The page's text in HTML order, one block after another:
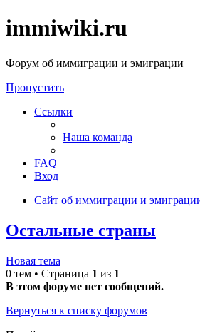
immiwiki.ru
Форум об иммиграции и эмиграции
Пропустить
Ссылки
Наша команда
FAQ
Вход
Сайт об иммиграции и
Остальные страны
Новая тема
0 тем • Страница 1 из 1
В этом форуме нет сообщений.
Вернуться к списку форумов